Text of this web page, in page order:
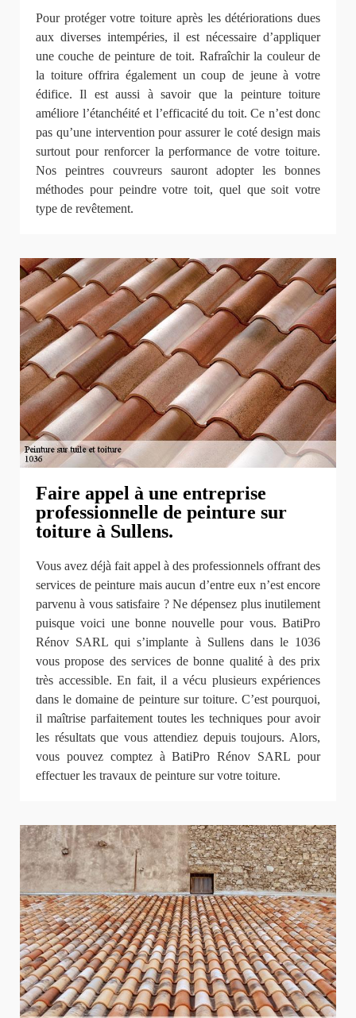
Pour protéger votre toiture après les détériorations dues
aux diverses intempéries, il est nécessaire d’appliquer
une couche de peinture de toit. Rafraîchir la couleur de
la toiture offrira également un coup de jeune à votre
édifice. Il est aussi à savoir que la peinture toiture
améliore l’étanchéité et l’efficacité du toit. Ce n’est donc
pas qu’une intervention pour assurer le coté design mais
surtout pour renforcer la performance de votre toiture.
Nos peintres couvreurs sauront adopter les bonnes
méthodes pour peindre votre toit, quel que soit votre
type de revêtement.
Faire appel à une entreprise
professionnelle de peinture sur
toiture à Sullens.
Vous avez déjà fait appel à des professionnels offrant des
services de peinture mais aucun d’entre eux n’est encore
parvenu à vous satisfaire ? Ne dépensez plus inutilement
puisque voici une bonne nouvelle pour vous. BatiPro
Rénov SARL qui s’implante à Sullens dans le 1036
vous propose des services de bonne qualité à des prix
très accessible. En fait, il a vécu plusieurs expériences
dans le domaine de peinture sur toiture. C’est pourquoi,
il maîtrise parfaitement toutes les techniques pour avoir
les résultats que vous attendiez depuis toujours. Alors,
vous pouvez comptez à BatiPro Rénov SARL pour
effectuer les travaux de peinture sur votre toiture.